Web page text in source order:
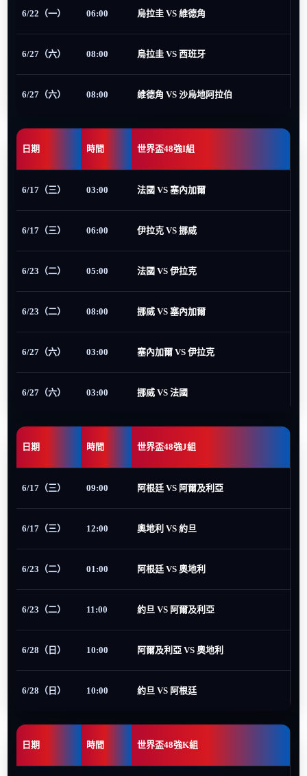
6/22（一） 06:00 烏拉圭 VS 維德角
6/27（六） 08:00 烏拉圭 VS 西班牙
6/27（六） 08:00 維德角 VS 沙烏地阿拉伯
日期 時間 世界盃48強I組
6/17（三） 03:00 法國 VS 塞內加爾
6/17（三） 06:00 伊拉克 VS 挪威
6/23（二） 05:00 法國 VS 伊拉克
6/23（二） 08:00 挪威 VS 塞內加爾
6/27（六） 03:00 塞內加爾 VS 伊拉克
6/27（六） 03:00 挪威 VS 法國
日期 時間 世界盃48強J組
6/17（三） 09:00 阿根廷 VS 阿爾及利亞
6/17（三） 12:00 奧地利 VS 約旦
6/23（二） 01:00 阿根廷 VS 奧地利
6/23（二） 11:00 約旦 VS 阿爾及利亞
6/28（日） 10:00 阿爾及利亞 VS 奧地利
6/28（日） 10:00 約旦 VS 阿根廷
日期 時間 世界盃48強K組